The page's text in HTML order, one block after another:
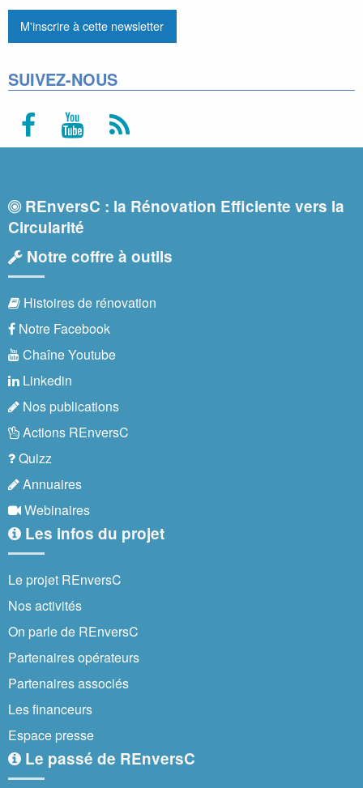
SUIVEZ-NOUS
REnversC : la Rénovation Efficiente vers la
Circularité
Notre coffre à outils
Histoires de rénovation
Notre Facebook
Chaîne Youtube
Linkedin
Nos publications
Actions REnversC
Quizz
Annuaires
Webinaires
Les infos du projet
Le projet REnversC
Nos activités
On parle de REnversC
Partenaires opérateurs
Partenaires associés
Les financeurs
Espace presse
Le passé de REnversC